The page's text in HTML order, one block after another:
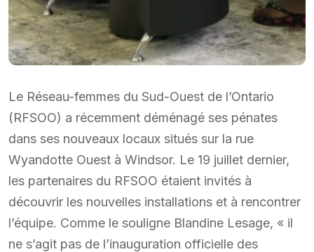
Le Réseau-femmes du Sud-Ouest de l’Ontario
(RFSOO) a récemment déménagé ses pénates
dans ses nouveaux locaux situés sur la rue
Wyandotte Ouest à Windsor. Le 19 juillet dernier,
les partenaires du RFSOO étaient invités à
découvrir les nouvelles installations et à rencontrer
l’équipe. Comme le souligne Blandine Lesage, « il
ne s’agit pas de l’inauguration officielle des